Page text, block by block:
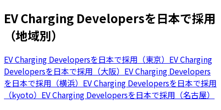
EV Charging Developersを日本で採用
（地域別）
EV Charging Developersを日本で採用（東京） EV Charging
Developersを日本で採用（大阪） EV Charging Developers
を日本で採用（横浜） EV Charging Developersを日本で採用
（kyoto） EV Charging Developersを日本で採用（名古屋）